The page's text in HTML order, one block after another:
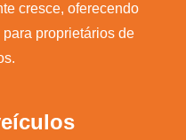
cresce, oferecendo
proprietários de